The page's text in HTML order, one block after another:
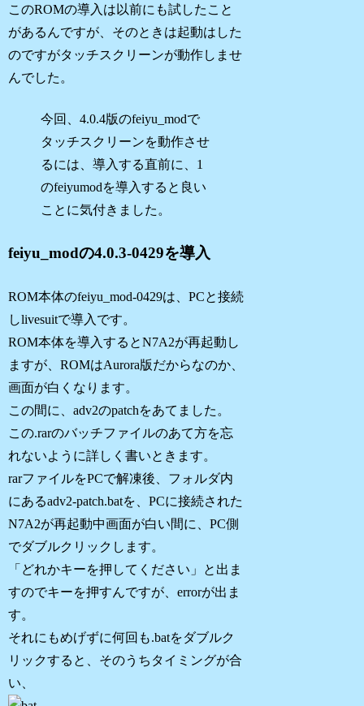
このROMの導入は以前にも試したこと
があるんですが、そのときは起動はした
のですがタッチスクリーンが動作しませ
んでした。
今回、4.0.4版のfeiyu_modで
タッチスクリーンを動作させ
るには、導入する直前に、1
のfeiyumodを導入すると良い
ことに気付きました。
feiyu_modの4.0.3-0429を導入
ROM本体のfeiyu_mod-0429は、PCと接続
しlivesuitで導入です。
ROM本体を導入するとN7A2が再起動し
ますが、ROMはAurora版だからなのか、
画面が白くなります。
この間に、adv2のpatchをあてました。
この.rarのバッチファイルのあて方を忘
れないように詳しく書いときます。
rarファイルをPCで解凍後、フォルダ内
にあるadv2-patch.batを、PCに接続された
N7A2が再起動中画面が白い間に、PC側
でダブルクリックします。
「どれかキーを押してください」と出ま
すのでキーを押すんですが、errorが出ま
す。
それにもめげずに何回も.batをダブルク
リックすると、そのうちタイミングが合
い、